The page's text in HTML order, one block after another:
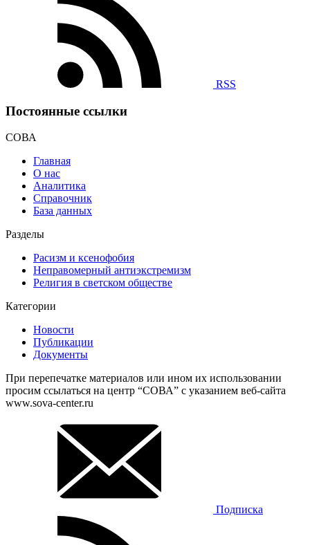
RSS
Постоянные ссылки
СОВА
Главная
О нас
Аналитика
Справочник
База данных
Разделы
Расизм и ксенофобия
Неправомерный антиэкстремизм
Религия в светском обществе
Категории
Новости
Публикации
Документы
При перепечатке материалов или ином их использовании
просим ссылаться на центр “СОВА” с указанием веб-сайта
www.sova-center.ru
Подписка